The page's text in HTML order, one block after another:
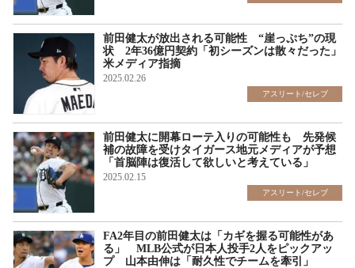
前田健太が放出される可能性 “崖っぷち”の現
状 2年36億円契約「初シーズンは散々だった」
米メディア指摘
2025.02.26
アスリート/セレブ
前田健太に開幕ローテ入りの可能性も 先発候
補の故障を受けタイガース地元メディアが予想
「首脳陣は復活して欲しいと考えている」
2025.02.15
アスリート/セレブ
FA2年目の前田健太は「カギを握る可能性があ
る」 MLB公式が日本人投手2人をピックアッ
プ 山本由伸は「耐久性でチームを牽引」